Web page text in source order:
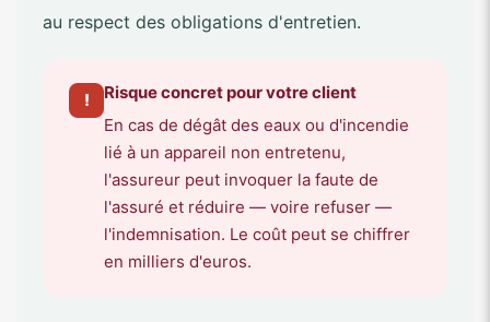
au respect des obligations d'entretien.
!
Risque concret pour votre client
En cas de dégât des eaux ou d'incendie
lié à un appareil non entretenu,
l'assureur peut invoquer la faute de
l'assuré et réduire — voire refuser —
l'indemnisation. Le coût peut se chiffrer
en milliers d'euros.